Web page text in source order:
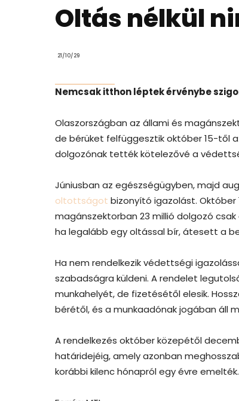
Oltás nélkül
21/10/29
Nemcsak itthon léptek érvénybe
Olaszországban az állami és
de bérüket felfüggesztik október 15-től
dolgozónak tették kötelezővé a
Júniusban az egészségügyben, majd
oltottságot bizonyító igazolást. Október
magánszektorban 23 millió dolgozó
ha legalább egy oltással bír, átesett a
Ha nem rendelkezik védettségi
szabadságra küldeni. A rendelet
munkahelyét, de fizetésétől elesik.
bérétől, és a munkaadónak jogában áll
A rendelkezés október közepétől
határidejéig, amely azonban
korábbi kilenc hónapról egy évre emelték.